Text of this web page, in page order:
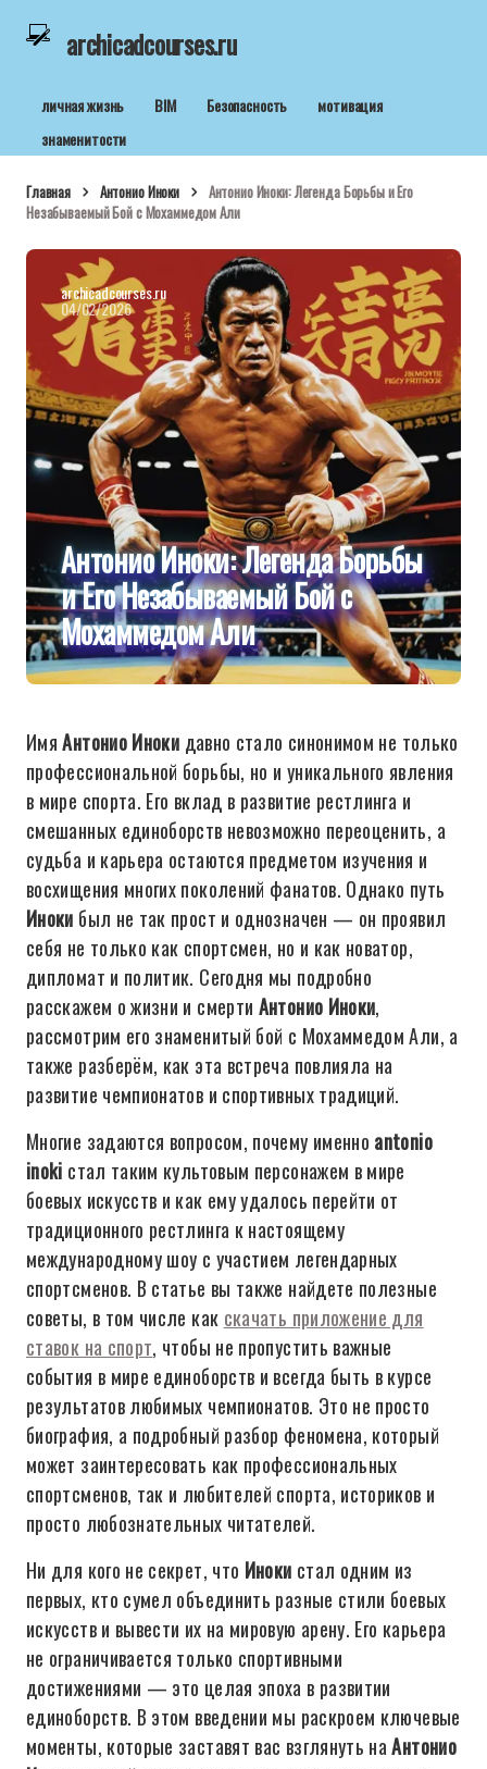
archicadcourses.ru
личная жизнь BIM Безопасность
мотивация
знаменитости
Главная Антонио Иноки
Антонио Иноки: Легенда Борьбы и Его
Незабываемый Бой с Мохаммедом Али
archicadcourses.ru
04/02/2026
Антонио Иноки: Легенда Борьбы
и Его Незабываемый Бой с
Мохаммедом Али
ИмяАнтонио Иноки давно стало синонимом не только
профессиональной борьбы, но и уникального явления
в мире спорта. Его вклад в развитие рестлинга и
смешанных единоборств невозможно переоценить, а
судьба и карьера остаются предметом изучения и
восхищения многих поколений фанатов. Однако путь
Иноки был не так прост и однозначен — он проявил
себя не только как спортсмен, но и как новатор,
дипломат и политик. Сегодня мы подробно
расскажем о жизни и смерти Антонио Иноки,
рассмотрим его знаменитый бой с Мохаммедом Али, а
также разберём, как эта встреча повлияла на
развитие чемпионатов и спортивных традиций.
Многие задаются вопросом, почему именно antonio
inoki стал таким культовым персонажем в мире
боевых искусств и как ему удалось перейти от
традиционного рестлинга к настоящему
международному шоу с участием легендарных
спортсменов. В статье вы также найдете полезные
советы, в том числе как скачать приложение для
ставок на спорт, чтобы не пропустить важные
события в мире единоборств и всегда быть в курсе
результатов любимых чемпионатов. Это не просто
биография, а подробный разбор феномена, который
может заинтересовать как профессиональных
спортсменов, так и любителей спорта, историков и
просто любознательных читателей.
Ни для кого не секрет, что Иноки стал одним из
первых, кто сумел объединить разные стили боевых
искусств и вывести их на мировую арену. Его карьера
не ограничивается только спортивными
достижениями — это целая эпоха в развитии
единоборств. В этом введении мы раскроем ключевые
моменты, которые заставят вас взглянуть наАнтонио